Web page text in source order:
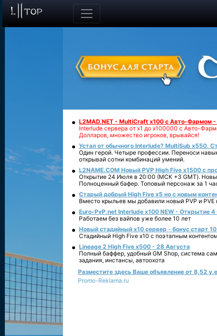
L2MAD.NET - MultiCraft x100 с Авто-Фармом
Interlude сервера от х1 до х100000 с Авто-
Долларов, множество игроков, врывайся!
Устал от обычного Interlude? MultiSub x550.
Один герой. Четыре профессии. Переноси
открывай сотни комбинаций умений.
L2NAME.COM Новый PVP High Five x1500 с
Открытие 24 Июля в 20:00 (МСК +3 GMT).
Полноценный бафер. Топовый персонаж за 1
Старый добрый High Five x5 но с новым
Вместо крыльев мы добавили новый PVP и PVE
Euro-PvP.net Interlude х100 NEW - Открытие 4
Работаем без вайпов уже более 10 лет
Новый стадийный х10 сервер - бонус старт
Стадийный High Five x10 с поэтапным
Lineage 2 High Five x500 - 28 Августа
Полный баффер, удобный GM Shop, система
задания, инстансы, автоохота
Разместите здесь Ваше объявление от 8,52
Promo-Reklama.ru